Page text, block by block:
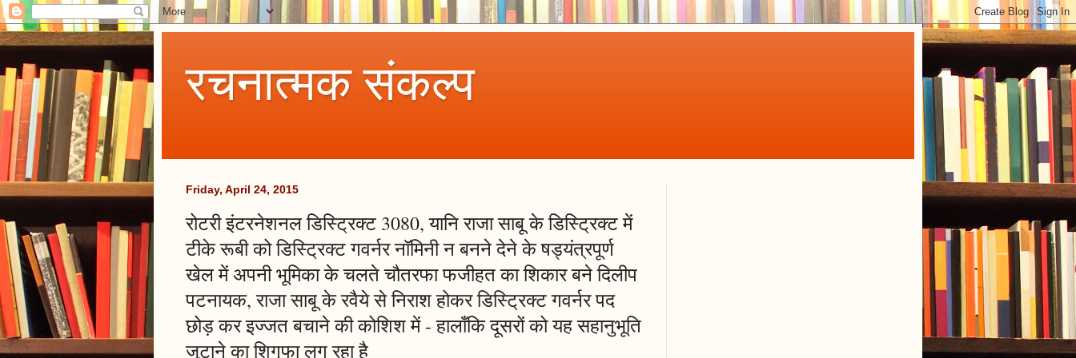
रचनात्मक संकल्प
Friday, April 24, 2015
रोटरी इंटरनेशनल डिस्ट्रिक्ट 3080, यानि राजा साबू के डिस्ट्रिक्ट में
टीके रूबी को डिस्ट्रिक्ट गवर्नर नॉमिनी न बनने देने के षड्यंत्रपूर्ण
खेल में अपनी भूमिका के चलते चौतरफा फजीहत का शिकार बने दिलीप
पटनायक, राजा साबू के रवैये से निराश होकर डिस्ट्रिक्ट गवर्नर पद
छोड़ कर इज्जत बचाने की कोशिश में - हालाँकि दूसरों को यह सहानुभूति
जुटाने का शिगूफा लग रहा है